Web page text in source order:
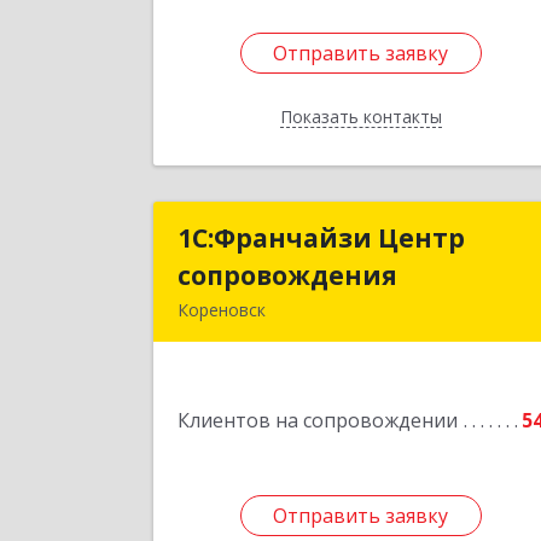
Отправить заявку
Показать контакты
Отправить заявку
Назад
1С:Франчайзи Центр
сопровождения
Кореновск
Клиентов на сопровождении
Отправить заявку
1С:Франчайзи Центр
сопровождения
Отправить заявку